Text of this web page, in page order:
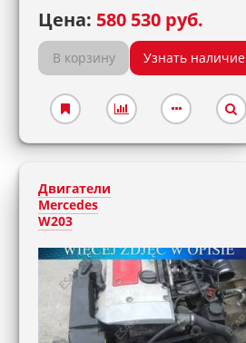
Цена: 580 530 руб.
В корзину Узнать наличие
Двигатели
Mercedes
W203